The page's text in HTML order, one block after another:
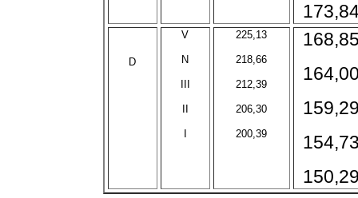
D
V
N
225,13
218,66
212,39
206,30
200,39